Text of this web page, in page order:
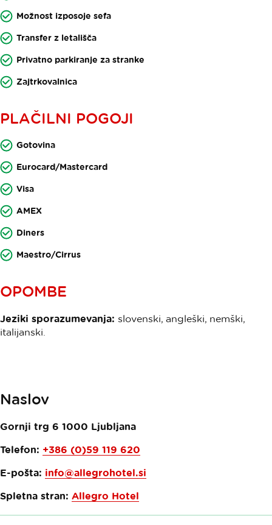
Možnost izposoje sefa
Transfer z letališča
Privatno parkiranje za stranke
Zajtrkovalnica
PLAČILNI POGOJI
Gotovina
Eurocard/Mastercard
Visa
AMEX
Diners
Maestro/Cirrus
OPOMBE
Jeziki sporazumevanja: slovenski, angleški, nemški,
italijanski.
Naslov
Gornji trg 6 1000 Ljubljana
Telefon: +386 (0)59 119 620
E-pošta: info@allegrohotel.si
Spletna stran: Allegro Hotel